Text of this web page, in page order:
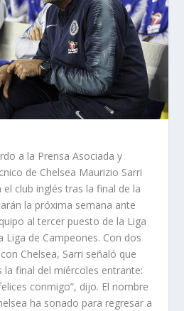
a la Prensa Asociada y
de Chelsea Maurizio Sarri
club inglés tras la final de la
la próxima semana ante
al tercer puesto de la Liga
Liga de Campeones. Con dos
Chelsea, Sarri señaló que
la final del miércoles entrante:
conmigo”, dijo. El nombre
ha sonado para regresar a